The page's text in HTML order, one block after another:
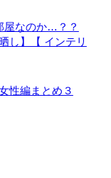
屋なのか…？？
し】【 インテリ
性編まとめ３